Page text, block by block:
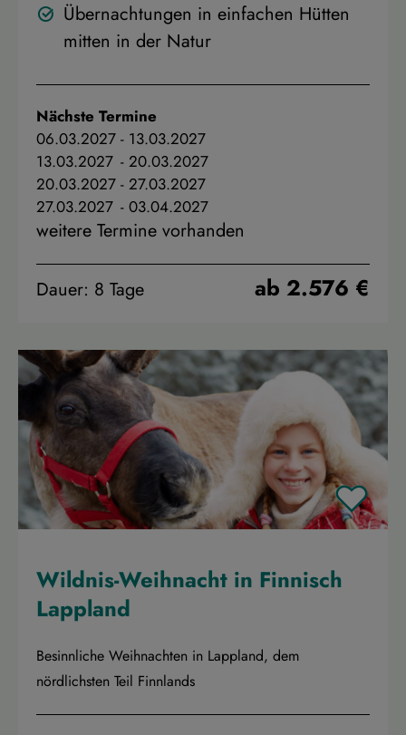
Übernachtungen in einfachen Hütten
mitten in der Natur
Nächste Termine
06.03.2027 - 13.03.2027
13.03.2027 - 20.03.2027
20.03.2027 - 27.03.2027
27.03.2027 - 03.04.2027
weitere Termine vorhanden
Dauer: 8 Tage ab 2.576 €
Wildnis-Weihnacht in Finnisch
Lappland
Besinnliche Weihnachten in Lappland, dem
nördlichsten Teil Finnlands